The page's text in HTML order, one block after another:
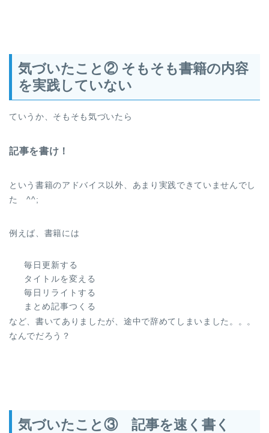
気づいたこと② そもそも書籍の内容
を実践していない
ていうか、そもそも気づいたら
記事を書け！
という書籍のアドバイス以外、あまり実践できていませんでし
た ^^;
例えば、書籍には
毎日更新する
タイトルを変える
毎日リライトする
まとめ記事つくる
など、書いてありましたが、途中で辞めてしまいました。。。
なんでだろう？
気づいたこと③ 記事を速く書く